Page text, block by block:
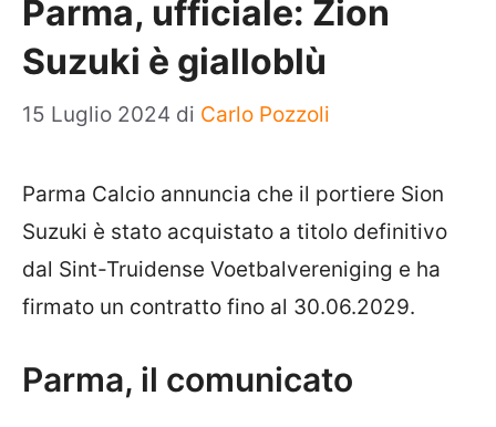
Parma, ufficiale: Zion
Suzuki è gialloblù
15 Luglio 2024 di Carlo Pozzoli
Parma Calcio annuncia che il portiere Sion
Suzuki è stato acquistato a titolo definitivo
dal Sint-Truidense Voetbalvereniging e ha
firmato un contratto fino al 30.06.2029.
Parma, il comunicato